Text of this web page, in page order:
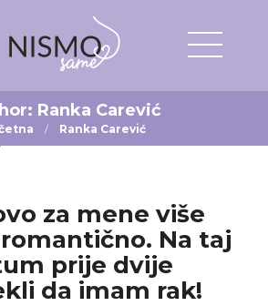
Ranka Carević
Ranka Carević
za mene više
Na taj
prije dvije
da imam rak!